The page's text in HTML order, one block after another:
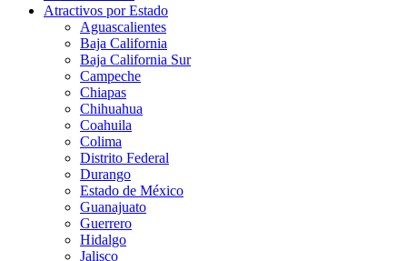
Atractivos por Estado
Aguascalientes
Baja California
Baja California Sur
Campeche
Chiapas
Chihuahua
Coahuila
Colima
Distrito Federal
Durango
Estado de México
Guanajuato
Guerrero
Hidalgo
Jalisco